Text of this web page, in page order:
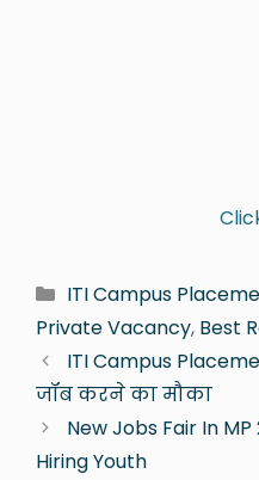
ITI Campus
Private Vacancy, Best
ITI Campus
जॉब करने का मौका
New Jobs Fair In
Hiring Youth